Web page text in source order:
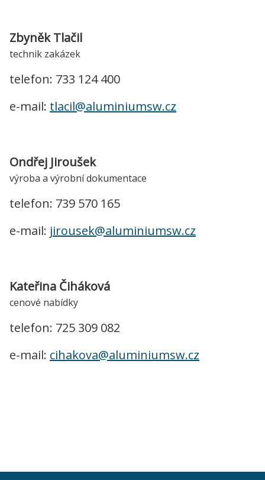
Zbyněk Tlačil
technik zakázek
telefon: 733 124 400
e-mail: tlacil@aluminiumsw.cz
Ondřej Jiroušek
výroba a výrobní dokumentace
telefon: 739 570 165
e-mail: jirousek@aluminiumsw.cz
Kateřina Čiháková
cenové nabídky
telefon: 725 309 082
e-mail: cihakova@aluminiumsw.cz